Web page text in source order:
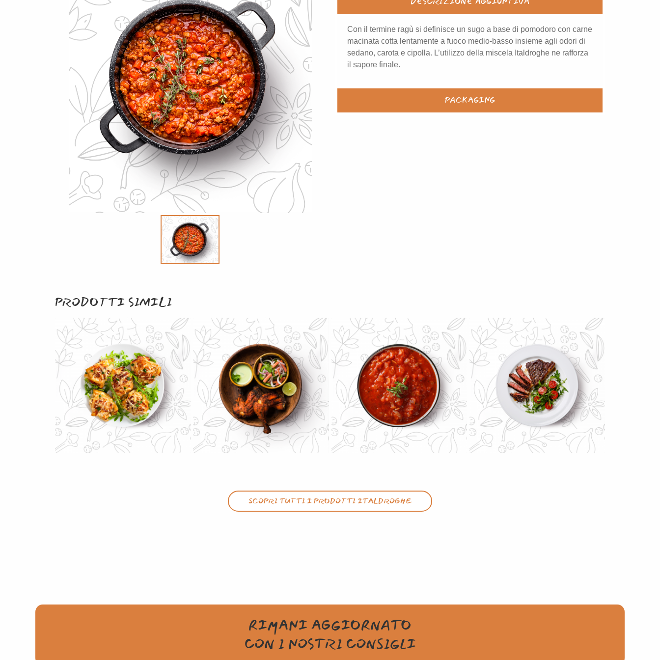
Con il termine ragù si definisce un sugo a base di pomodoro con carne
macinata cotta lentamente a fuoco medio-basso insieme agli odori di
sedano, carota e cipolla. L’utilizzo della miscela Italdroghe ne rafforza
il sapore finale.
PACKAGING
PRODOTTI SIMILI
SCOPRI TUTTI I PRODOTTI ITALDROGHE
RIMANI AGGIORNATO
CON I NOSTRI CONSIGLI